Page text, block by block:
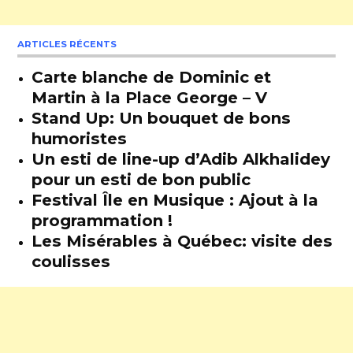
ARTICLES RÉCENTS
Carte blanche de Dominic et
Martin à la Place George – V
Stand Up: Un bouquet de bons
humoristes
Un esti de line-up d’Adib Alkhalidey
pour un esti de bon public
Festival Île en Musique : Ajout à la
programmation !
Les Misérables à Québec: visite des
coulisses